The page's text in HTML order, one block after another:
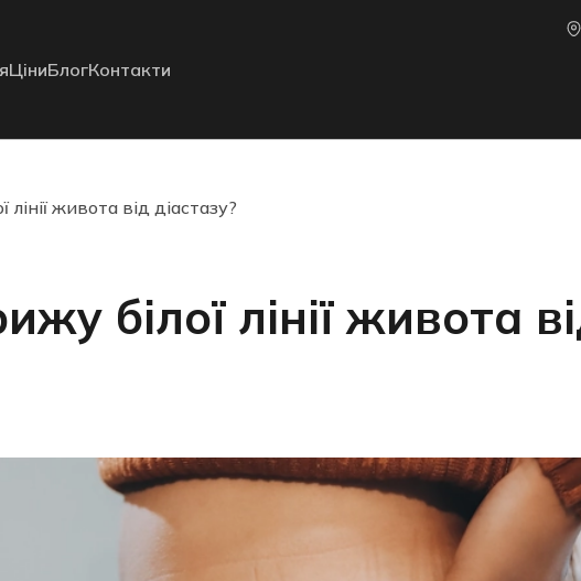
ЦіниБлогКонтакти
живота від діастазу?
білої лінії живота